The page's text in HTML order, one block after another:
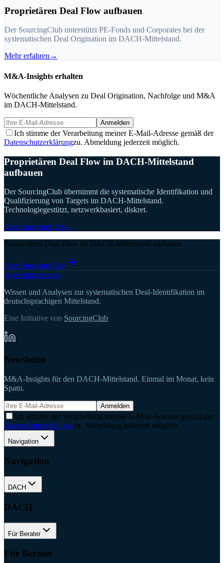
Proprietären Deal Flow aufbauen
Der SourcingClub unterstützt PE-Fonds und Corporates bei der
systematischen Deal Origination im DACH-Mittelstand.
Mehr erfahren →
M&A-Insights erhalten
Wöchentliche Analysen zu Deal Origination, Nachfolge und M&A
im DACH-Mittelstand.
Anmelden
Ich stimme der Verarbeitung meiner E-Mail-Adresse gemäß der
Datenschutzerklärungzu. Abmeldung jederzeit möglich.
Proprietären Deal Flow im DACH-Mittelstand
aufbauen
Der SourcingClub übernimmt die systematische Identifikation und
Qualifizierung von Targets im DACH-Mittelstand.
Technologiegestützt, netzwerkbasiert, diskret.
Zum SourcingClub→
Proprietären Deal Flow im DACH-Mittelstand aufbauen
Zum SourcingClub
dealorigination.de
Wissen und Analysen zur systematischen Deal-Identifikation im
deutschsprachigen Mittelstand.
Eine Initiative von SourcingClub
Newsletter
M&A-Insights für den DACH-Mittelstand. Einmal im Monat, kein
Spam.
Anmelden
Ich stimme der Verarbeitung meiner E-Mail-Adresse gemäß der
Datenschutzerklärungzu. Abmeldung jederzeit möglich.
Navigation
Navigation
DACH
DACH
Für Berater
Für Berater